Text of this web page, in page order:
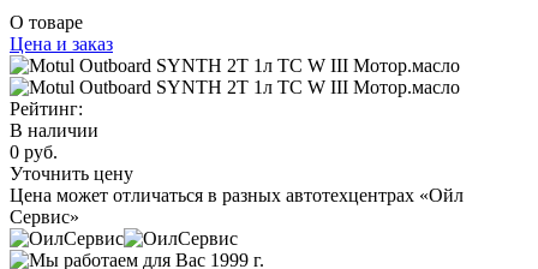
О товаре
Цена и заказ
Рейтинг:
В наличии
0 руб.
Уточнить цену
Цена может отличаться в разных автотехцентрах «Ойл
Сервис»